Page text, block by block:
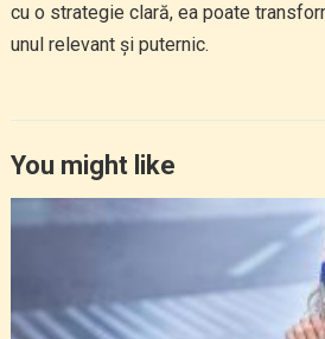
cu o strategie clară, ea poate
unul relevant și puternic.
You might like